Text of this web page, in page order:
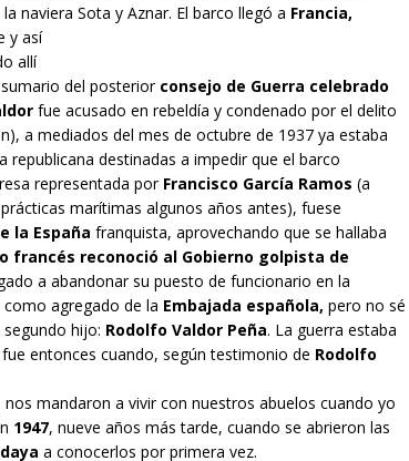
naviera Sota y Aznar. El barco llegó a Francia,
y así
allí
del posterior consejo de Guerra celebrado
fue acusado en rebeldía y condenado por el delito
a mediados del mes de octubre de 1937 ya estaba
republicana destinadas a impedir que el barco
representada por Francisco García Ramos (a
marítimas algunos años antes), fuese
la España franquista, aprovechando que se hallaba
francés reconoció al Gobierno golpista de
a abandonar su puesto de funcionario en la
agregado de la Embajada española, pero no sé
segundo hijo: Rodolfo Valdor Peña. La guerra estaba
entonces cuando, según testimonio de Rodolfo
nos mandaron a vivir con nuestros abuelos cuando yo
1947, nueve años más tarde, cuando se abrieron las
a conocerlos por primera vez.